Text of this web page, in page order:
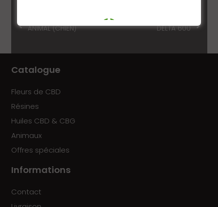
ANIMAL (CHIEN)
DELTA 600
Catalogue
Fleurs de CBD
Résines
Huiles CBD & CBG
Animaux
Offres spéciales
Informations
Contact
3